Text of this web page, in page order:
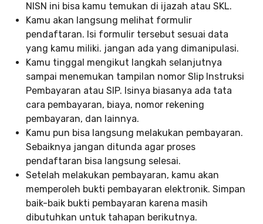
NISN ini bisa kamu temukan di ijazah atau SKL.
Kamu akan langsung melihat formulir
pendaftaran. Isi formulir tersebut sesuai data
yang kamu miliki. jangan ada yang dimanipulasi.
Kamu tinggal mengikut langkah selanjutnya
sampai menemukan tampilan nomor Slip Instruksi
Pembayaran atau SIP. Isinya biasanya ada tata
cara pembayaran, biaya, nomor rekening
pembayaran, dan lainnya.
Kamu pun bisa langsung melakukan pembayaran.
Sebaiknya jangan ditunda agar proses
pendaftaran bisa langsung selesai.
Setelah melakukan pembayaran, kamu akan
memperoleh bukti pembayaran elektronik. Simpan
baik-baik bukti pembayaran karena masih
dibutuhkan untuk tahapan berikutnya.